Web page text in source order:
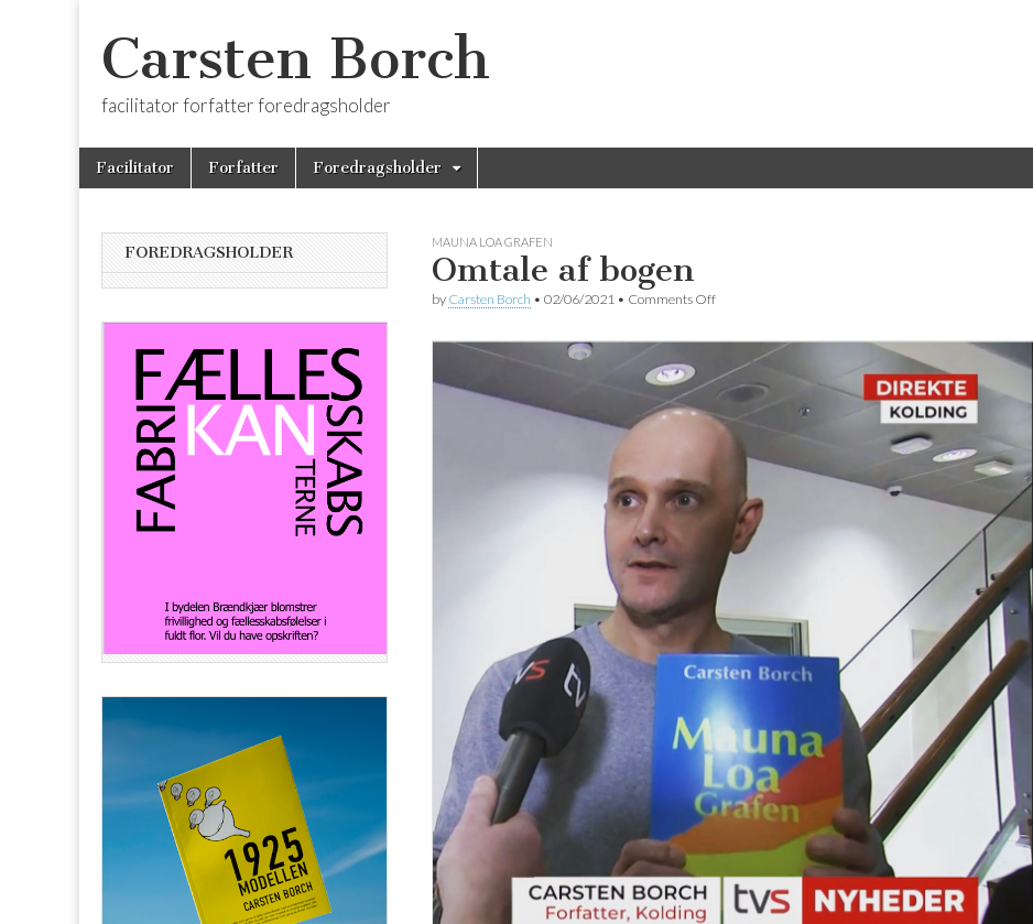
Carsten Borch
facilitator forfatter foredragsholder
Main
menu
Skip
Facilitator Forfatter Foredragsholder
MAUNA LOA GRAFEN
Omtale af bogen
by Carsten Borch • 02/06/2021 • Comments Offon
FOREDRAGSHOLDER